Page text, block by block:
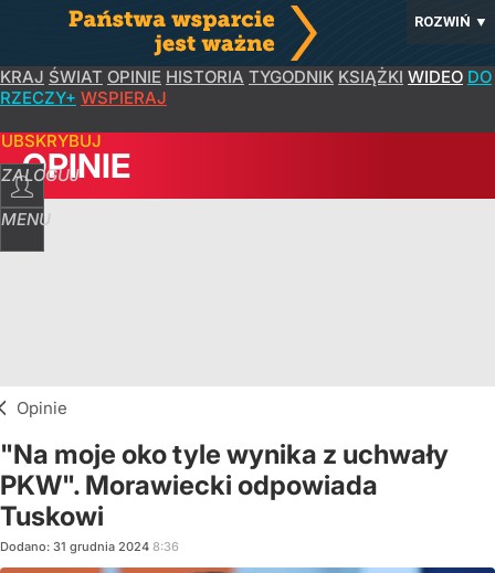
ROZWIŃ ▼
KRAJ ŚWIAT OPINIE HISTORIA TYGODNIK KSIĄŻKI WIDEO DO
RZECZY+ WSPIERAJ
ZALOGUJ
MENU
OPINIE
Opinie
"Na moje oko tyle wynika z uchwały
PKW". Morawiecki odpowiada
Tuskowi
Dodano: 31 grudnia 2024 8:36